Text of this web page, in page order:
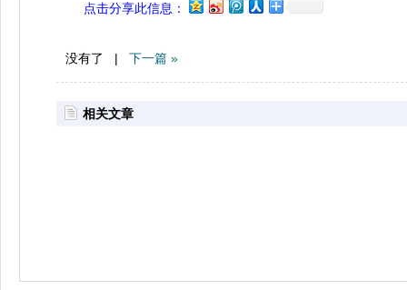
点击分享此信息：
没有了 | 下一篇 »
相关文章